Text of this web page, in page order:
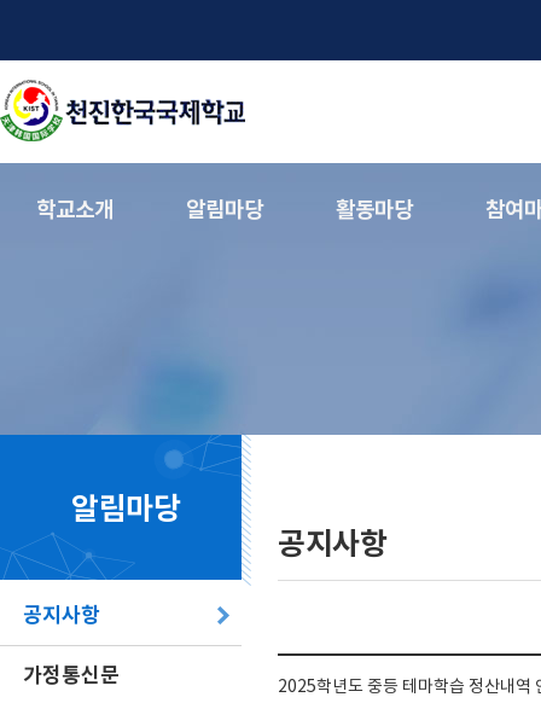
학교소개 알림마당 활동마당 참여
알림마당
공지사항
가정통신문
공지사항
2025학년도 중등 테마학습 정산내역